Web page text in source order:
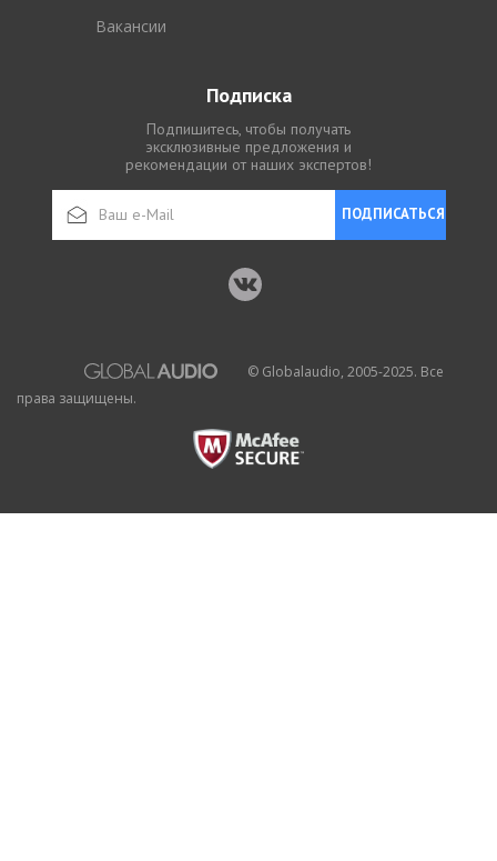
Вакансии
Подписка
Подпишитесь, чтобы получать
эксклюзивные предложения и
рекомендации от наших экспертов!
ПОДПИСАТЬСЯ
© Globalaudio, 2005-2025. Все
права защищены.